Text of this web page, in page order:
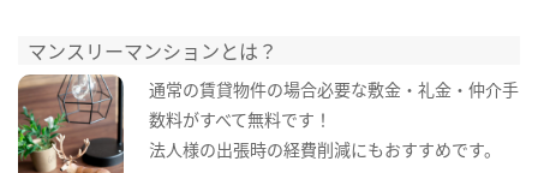
マンスリーマンションとは？
通常の賃貸物件の場合必要な敷金・礼金・仲介手
数料がすべて無料です！
法人様の出張時の経費削減にもおすすめです。